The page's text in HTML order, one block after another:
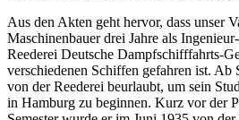
Aus den Akten geht hervor, dass unser
Maschinenbauer drei Jahre als
Reederei Deutsche Dampfschifffahrts-
verschiedenen Schiffen gefahren ist. Ab
von der Reederei beurlaubt, um sein
in Hamburg zu beginnen. Kurz vor der